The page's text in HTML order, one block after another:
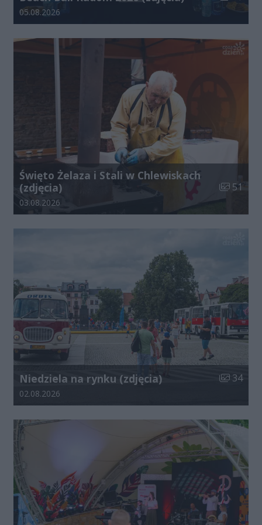
Data dodania galerii:
05.08.2026
Święto Żelaza i Stali w Chlewiskach
(zdjęcia)
Liczba
51
Data dodania galerii:
03.08.2026
Niedziela na rynku (zdjęcia) Liczba
34
Data dodania galerii:
02.08.2026